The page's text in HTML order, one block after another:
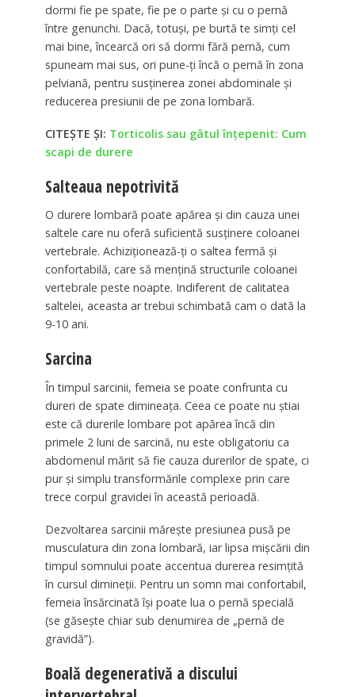
dormi fie pe spate, fie pe o parte și cu o pernă
între genunchi. Dacă, totuși, pe burtă te simți cel
mai bine, încearcă ori să dormi fără pernă, cum
spuneam mai sus, ori pune-ți încă o pernă în zona
pelviană, pentru susținerea zonei abdominale și
reducerea presiunii de pe zona lombară.
CITEȘTE ȘI: Torticolis sau gâtul înțepenit: Cum
scapi de durere
Salteaua nepotrivită
O durere lombară poate apărea și din cauza unei
saltele care nu oferă suficientă susținere coloanei
vertebrale. Achiziționează-ți o saltea fermă și
confortabilă, care să mențină structurile coloanei
vertebrale peste noapte. Indiferent de calitatea
saltelei, aceasta ar trebui schimbată cam o dată la
9-10 ani.
Sarcina
În timpul sarcinii, femeia se poate confrunta cu
dureri de spate dimineața. Ceea ce poate nu știai
este că durerile lombare pot apărea încă din
primele 2 luni de sarcină, nu este obligatoriu ca
abdomenul mărit să fie cauza durerilor de spate, ci
pur și simplu transformările complexe prin care
trece corpul gravidei în această perioadă.
Dezvoltarea sarcinii mărește presiunea pusă pe
musculatura din zona lombară, iar lipsa mișcării din
timpul somnului poate accentua durerea resimțită
în cursul dimineții. Pentru un somn mai confortabil,
femeia însărcinată își poate lua o pernă specială
(se găsește chiar sub denumirea de „pernă de
gravidă”).
Boală degenerativă a discului